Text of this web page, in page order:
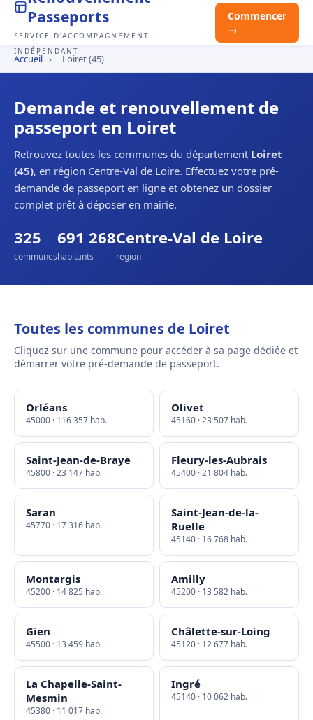
Passeports
SERVICE D'ACCOMPAGNEMENT
INDÉPENDANT
Commencer
→
Accueil › Loiret (45)
Demande et renouvellement de
passeport en Loiret
Retrouvez toutes les communes du département Loiret
(45), en région Centre-Val de Loire. Effectuez votre pré-
demande de passeport en ligne et obtenez un dossier
complet prêt à déposer en mairie.
325
communes
691 268
habitants
Centre-Val de Loire
région
Toutes les communes de Loiret
Cliquez sur une commune pour accéder à sa page dédiée et
démarrer votre pré-demande de passeport.
Orléans
45000 · 116 357 hab.
Olivet
45160 · 23 507 hab.
Saint-Jean-de-Braye
45800 · 23 147 hab.
Fleury-les-Aubrais
45400 · 21 804 hab.
Saran
45770 · 17 316 hab.
Saint-Jean-de-la-
Ruelle
45140 · 16 768 hab.
Montargis
45200 · 14 825 hab.
Amilly
45200 · 13 582 hab.
Gien
45500 · 13 459 hab.
Châlette-sur-Loing
45120 · 12 677 hab.
La Chapelle-Saint-
Mesmin
45380 · 11 017 hab.
Ingré
45140 · 10 062 hab.